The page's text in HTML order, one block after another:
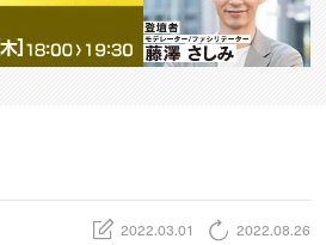
索
2022.03.01 2022.08.26